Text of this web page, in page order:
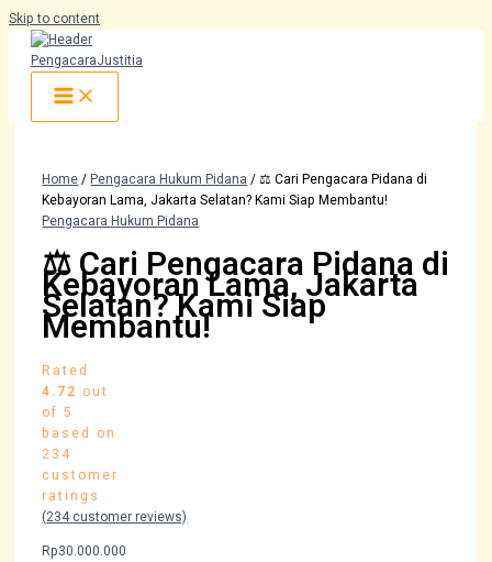
Skip to content
Home/Pengacara Hukum Pidana / ⚖️ Cari Pengacara Pidana di
Kebayoran Lama, Jakarta Selatan? Kami Siap Membantu!
Pengacara Hukum Pidana
⚖️ Cari Pengacara Pidana di
Kebayoran Lama, Jakarta
Selatan? Kami Siap
Membantu!
Rated
4.72 out
of 5
based on
234
customer
ratings
(234customer reviews)
Rp30.000.000